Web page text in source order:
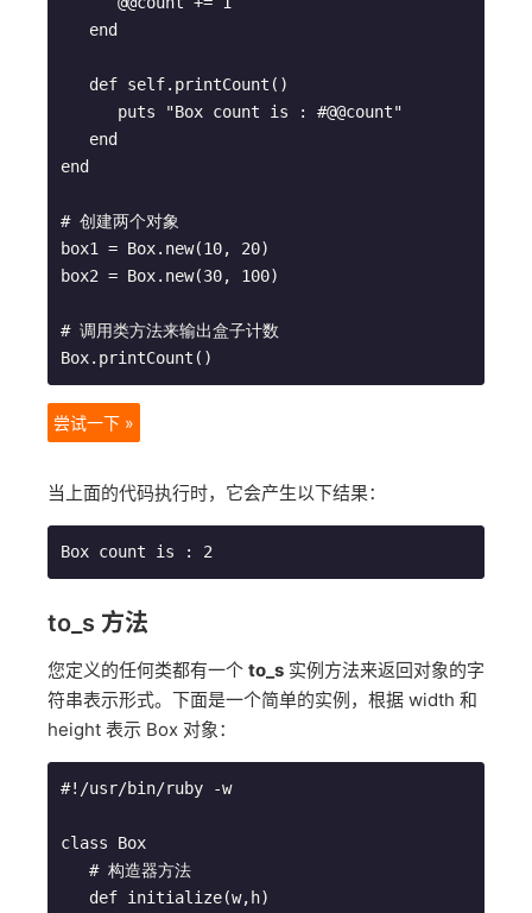
end
# 创建两个对象
box1 = Box.new(10, 20)
box2 = Box.new(30, 100)
# 调用类方法来输出盒子计数
尝试一下 »
当上面的代码执行时，它会产生以下结果：
to_s 方法
您定义的任何类都有一个 to_s 实例方法来返回对象的字
符串表示形式。下面是一个简单的实例，根据 width 和
height 表示 Box 对象：
#!/usr/bin/ruby -w
class Box